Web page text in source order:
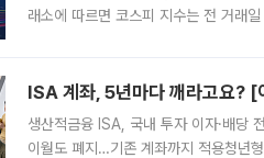
래소에 따르면 코스피 지수는 전 거
ISA 계좌, 5년마다 깨라고요? [
생산적금융 ISA, 국내 투자 이자·배당
이월도 폐지…기존 계좌까지 적용청년